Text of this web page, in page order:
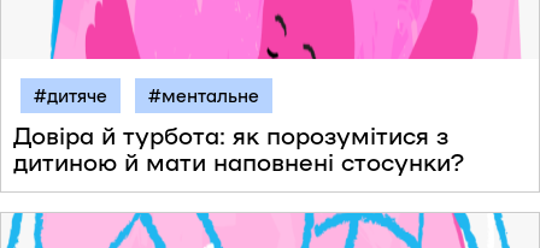
#дитяче #ментальне
Довіра й турбота: як порозумітися з
дитиною й мати наповнені стосунки?